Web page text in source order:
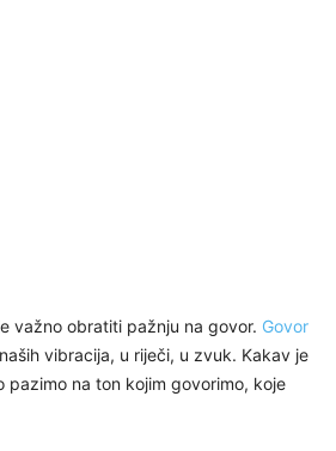
važno obratiti pažnju na govor. Govor
vibracija, u riječi, u zvuk. Kakav je
pazimo na ton kojim govorimo, koje